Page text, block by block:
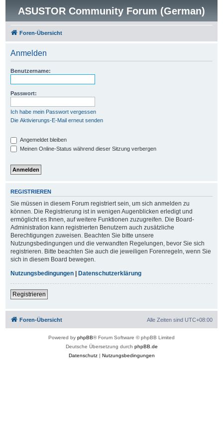
ASUSTOR Community Forum (German)
Foren-Übersicht
Anmelden
Benutzername:
Passwort:
Ich habe mein Passwort vergessen
Die Aktivierungs-E-Mail erneut senden
Angemeldet bleiben
Meinen Online-Status während dieser Sitzung verbergen
REGISTRIEREN
Sie müssen in diesem Forum registriert sein, um sich anmelden zu
können. Die Registrierung ist in wenigen Augenblicken erledigt und
ermöglicht es Ihnen, auf weitere Funktionen zuzugreifen. Die Board-
Administration kann registrierten Benutzern auch zusätzliche
Berechtigungen zuweisen. Beachten Sie bitte unsere
Nutzungsbedingungen und die verwandten Regelungen, bevor Sie sich
registrieren. Bitte beachten Sie auch die jeweiligen Forenregeln, wenn Sie
sich in diesem Board bewegen.
Nutzungsbedingungen| Datenschutzerklärung
Registrieren
Foren-Übersicht Alle Zeiten sind UTC+08:00
Powered by phpBB® Forum Software © phpBB Limited
Deutsche Übersetzung durch phpBB.de
Datenschutz| Nutzungsbedingungen